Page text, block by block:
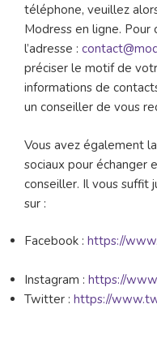
téléphone, veuillez
Modress en ligne.
l’adresse :
préciser le motif de
informations de
un conseiller de vous
Vous avez également
sociaux pour échanger
conseiller. Il vous suffit
sur :
Facebook : https://
Instagram : https://
Twitter : https://